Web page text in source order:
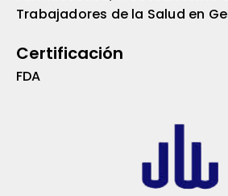
Trabajadores de la Salud en
Certificación
FDA